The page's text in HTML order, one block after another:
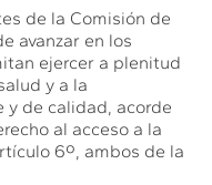
de la Comisión de
avanzar en los
ejercer a plenitud
y a la
de calidad, acorde
al acceso a la
6º, ambos de la